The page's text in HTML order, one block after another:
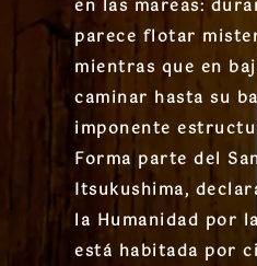
en las mareas:
parece flotar
mientras que en
caminar hasta su
imponente
Forma parte del
Itsukushima,
la Humanidad por
está habitada por